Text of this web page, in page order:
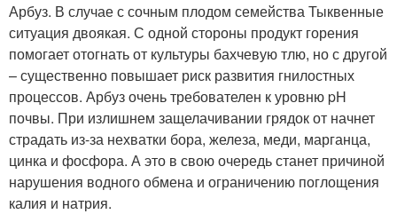
Арбуз. В случае с сочным плодом семейства Тыквенные
ситуация двоякая. С одной стороны продукт горения
помогает отогнать от культуры бахчевую тлю, но с другой
– существенно повышает риск развития гнилостных
процессов. Арбуз очень требователен к уровню pH
почвы. При излишнем защелачивании грядок от начнет
страдать из-за нехватки бора, железа, меди, марганца,
цинка и фосфора. А это в свою очередь станет причиной
нарушения водного обмена и ограничению поглощения
калия и натрия.